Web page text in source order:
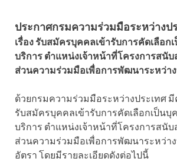
ประกาศกรมความร่วมมือระหว่างป
เรื่อง รับสมัครบุคคลเข้ารับการคัดเลือก
บริการ ตำแหน่งเจ้าหน้าที่โครงการสนั
ส่วนความร่วมมือเพื่อการพัฒนาระหว่าง
ด้วยกรมความร่วมมือระหว่างประเทศ
รับสมัครบุคคลเข้ารับการคัดเลือกเป็นบุ
บริการ ตำแหน่งเจ้าหน้าที่โครงการสนั
ส่วนความร่วมมือเพื่อการพัฒนาระหว่าง
อัตรา โดยมีรายละเอียดดังต่อไปนี้